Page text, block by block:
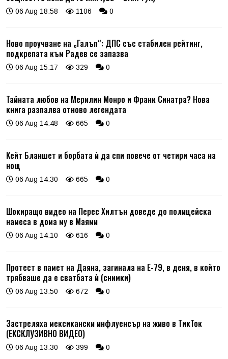
06 Aug 18:58 1106 0
Ново проучване на „Галъп“: ДПС със стабилен рейтинг,
подкрепата към Радев се запазва
06 Aug 15:17 329 0
Тайната любов на Мерилин Монро и Франк Синатра? Нова
книга разпалва отново легендата
06 Aug 14:48 665 0
Кейт Бланшет и борбата ѝ да спи повече от четири часа на
нощ
06 Aug 14:30 665 0
Шокиращо видео на Перес Хилтън доведе до полицейска
намеса в дома му в Маями
06 Aug 14:10 616 0
Протест в памет на Даяна, загинала на Е-79, в деня, в който
трябваше да е сватбата ѝ (снимки)
06 Aug 13:50 672 0
Застреляха мексикански инфлуенсър на живо в ТикТок
(ЕКСКЛУЗИВНО ВИДЕО)
06 Aug 13:30 399 0